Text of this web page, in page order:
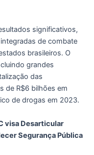
significativos,
de combate
brasileiros. O
grandes
das
de R$6 bilhões em
de drogas em 2023.
visa Desarticular
Segurança Pública